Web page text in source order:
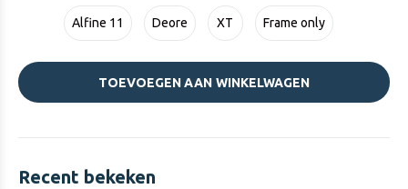
Alfine 11 Deore XT Frame only
TOEVOEGEN AAN WINKELWAGEN
Recent bekeken